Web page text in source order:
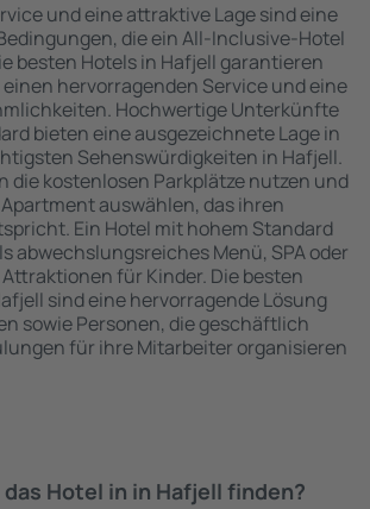
und eine attraktive Lage sind eine
die ein All-Inclusive-Hotel
besten Hotels in Hafjell garantieren
hervorragenden Service und eine
Hochwertige Unterkünfte
bieten eine ausgezeichnete Lage in
Sehenswürdigkeiten in Hafjell.
die kostenlosen Parkplätze nutzen und
auswählen, das ihren
Ein Hotel mit hohem Standard
abwechslungsreiches Menü, SPA oder
für Kinder. Die besten
sind eine hervorragende Lösung
sowie Personen, die geschäftlich
für ihre Mitarbeiter organisieren
das Hotel in in Hafjell finden?